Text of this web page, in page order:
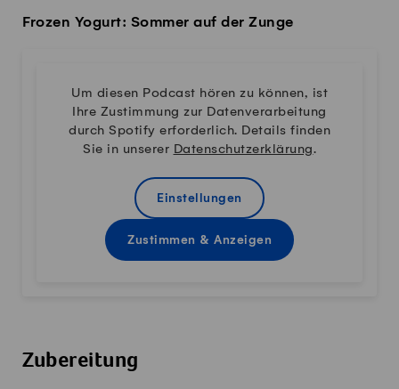
Frozen Yogurt: Sommer auf der Zunge
Um diesen Podcast hören zu können, ist
Ihre Zustimmung zur Datenverarbeitung
durch Spotify erforderlich. Details finden
Sie in unserer Datenschutzerklärung.
Einstellungen
Zustimmen & Anzeigen
Zubereitung